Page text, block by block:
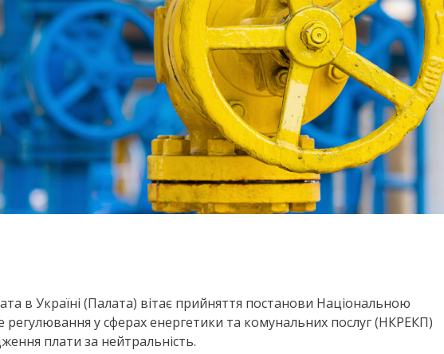
в Україні (Палата) вітає прийняття постанови Національною
регулювання у сферах енергетики та комунальних послуг (НКРЕКП)
плати за нейтральність.